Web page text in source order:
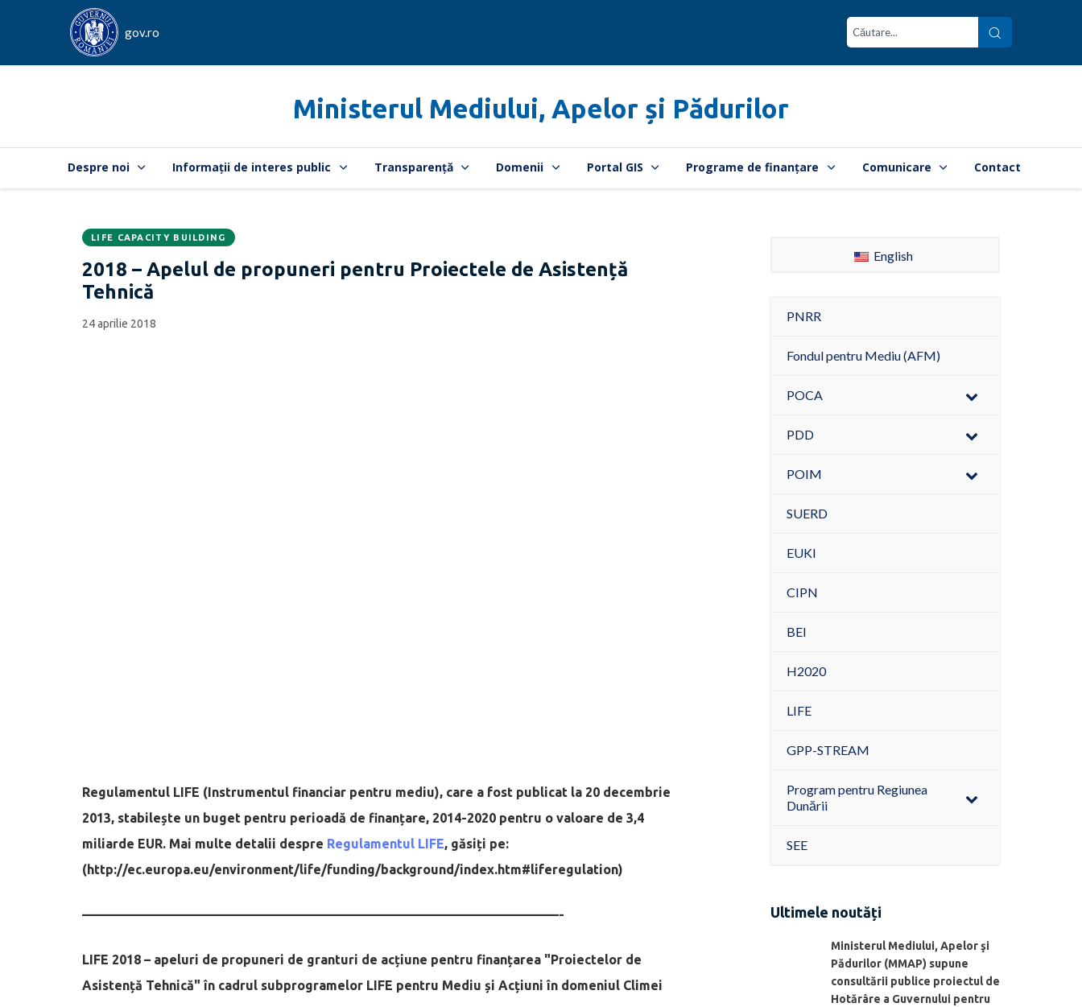
gov.ro
Ministerul Mediului, Apelor și Pădurilor
Despre noi Informații de interes public Transparență Domenii Portal GIS Programe de finanțare Comunicare Contact
CATEGORIA:
LIFE CAPACITY BUILDING
2018 – Apelul de propuneri pentru Proiectele de Asistență
Tehnică
Data
publicării:
24 aprilie 2018
Regulamentul LIFE (Instrumentul financiar pentru mediu), care a fost publicat la 20 decembrie
2013, stabilește un buget pentru perioadă de finanțare, 2014-2020 pentru o valoare de 3,4
miliarde EUR. Mai multe detalii despre Regulamentul LIFE, găsiți pe:
(http://ec.europa.eu/environment/life/funding/background/index.htm#liferegulation)
—————————————————————————————————————-
LIFE 2018 – apeluri de propuneri de granturi de acțiune pentru finanțarea "Proiectelor de
Asistență Tehnică" în cadrul subprogramelor LIFE pentru Mediu și Acțiuni în domeniul Climei
English
PNRR
Fondul pentru Mediu (AFM)
POCA
PDD
POIM
SUERD
EUKI
CIPN
BEI
H2020
LIFE
GPP-STREAM
Program pentru Regiunea
Dunării
SEE
Ultimele noutăți
Ministerul Mediului, Apelor şi
Pădurilor (MMAP) supune
consultării publice proiectul de
Hotărâre a Guvernului pentru